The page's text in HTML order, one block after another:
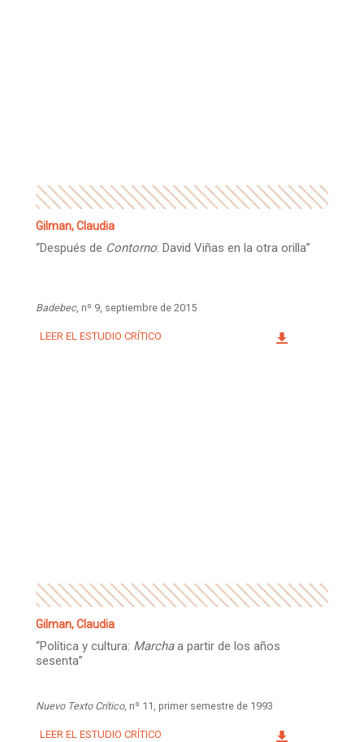
Gilman, Claudia
“Después de Contorno: David Viñas en la otra orilla”
Badebec, nº 9, septiembre de 2015
LEER EL ESTUDIO CRÍTICO
Gilman, Claudia
“Política y cultura: Marchaa partir de los años
sesenta”
Nuevo Texto Crítico, nº 11, primer semestre de 1993
LEER EL ESTUDIO CRÍTICO